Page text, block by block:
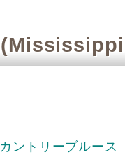
カントリーブルース